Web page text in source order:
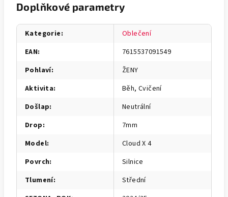
Doplňkové parametry
Kategorie:
Oblečení
EAN:
7615537091549
Pohlaví:
ŽENY
Aktivita:
Běh, Cvičení
Došlap:
Neutrální
Drop:
7mm
Model:
Cloud X 4
Povrch:
Silnice
Tlumení:
Střední